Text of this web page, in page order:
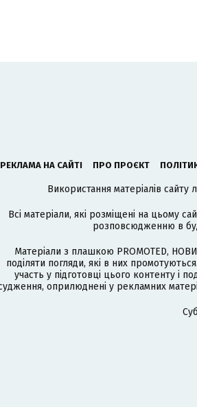
РЕКЛАМА НА САЙТІ ПРО ПРОЄКТ
Використання матеріалів
Всі матеріали, які розміщені на цьому
розповсюдженню в
Матеріали з плашкою PROMOTED,
поділяти погляди, які в них
участь у підготовці цього контенту і
оприлюднені у рекламних